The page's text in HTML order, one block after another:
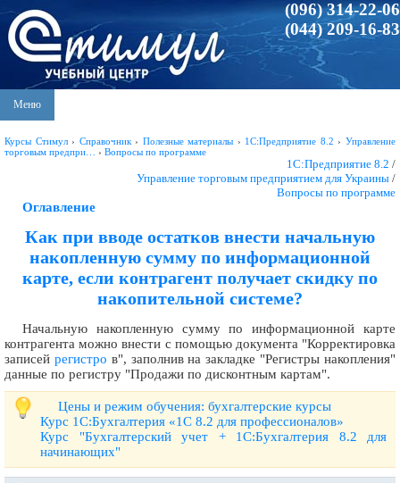
(096) 314-22-06
(044) 209-16-83
Меню
Курсы Стимул› Справочник› Полезные материалы › 1С:Предприятие 8.2 ›Управление
торговым предпри…
› Вопросы по программе
1С:Предприятие 8.2 /
Управление торговым предприятием для Украины /
Вопросы по программе
Оглавление
Как при вводе остатков внести начальную
накопленную сумму по информационной
карте, если контрагент получает скидку по
накопительной системе?
Начальную накопленную сумму по информационной карте
контрагента можно внести с помощью документа "Корректировка
записей регистро в", заполнив на закладке "Регистры накопления"
данные по регистру "Продажи по дисконтным картам".
Цены и режим обучения: бухгалтерские курсы
Курс 1С:Бухгалтерия «1С 8.2 для профессионалов»
Курс "Бухгалтерский учет + 1С:Бухгалтерия 8.2 для
начинающих"